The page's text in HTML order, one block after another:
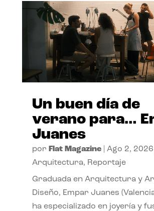
Un buen día de
verano para…
Juanes
por Flat Magazine| Ago 2, 2026
Arquitectura, Reportaje
Graduada en Arquitectura y
Diseño, Empar Juanes
ha especializado en joyería y